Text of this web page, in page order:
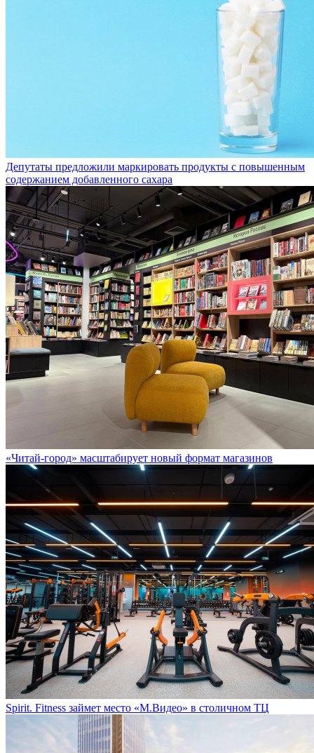
Депутаты предложили маркировать продукты с повышенным
содержанием добавленного сахара
«Читай-город» масштабирует новый формат магазинов
Spirit. Fitness займет место «М.Видео» в столичном ТЦ